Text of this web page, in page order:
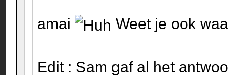
amai Weet je ook
Edit : Sam gaf al het